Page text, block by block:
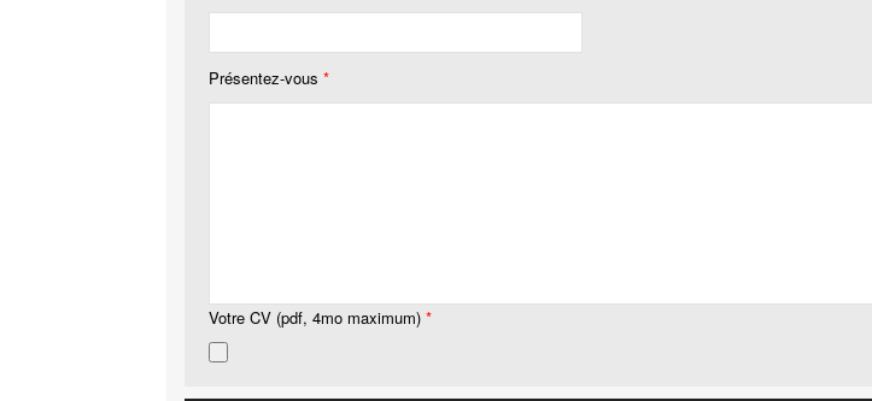
Présentez-vous *
Votre CV (pdf, 4mo maximum) *